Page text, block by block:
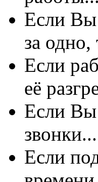
Если Вы
за одно,
Если
её
Если Вы
звонки...
Если